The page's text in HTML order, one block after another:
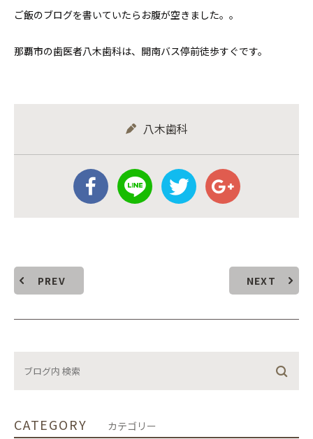
ご飯のブログを書いていたらお腹が空きました。。
那覇市の歯医者八木歯科は、開南バス停前徒歩すぐです。
八木歯科
PREV NEXT
CATEGORY カテゴリー